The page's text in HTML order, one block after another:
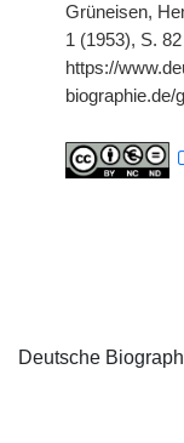
Grüneisen,
1 (1953), S.
https://
biographie.de/
Deutsche